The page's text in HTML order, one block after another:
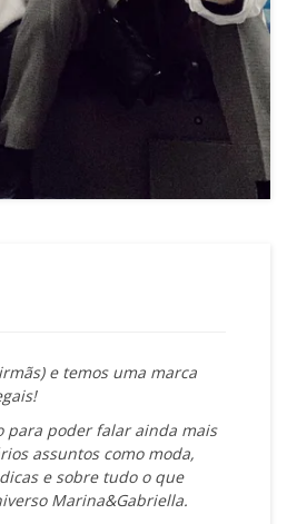
e temos uma marca
para poder falar ainda mais
assuntos como moda,
e sobre tudo o que
Marina&Gabriella.